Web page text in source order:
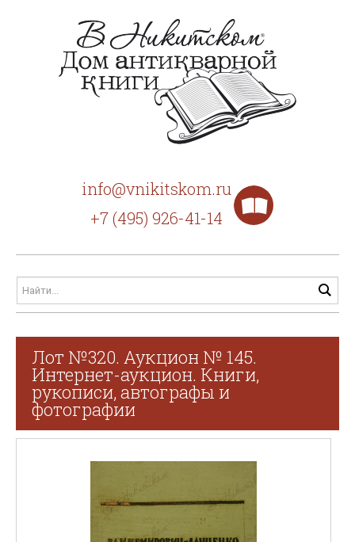
info@vnikitskom.ru
+7 (495) 926-41-14
Лот №320. Аукцион № 145.
Интернет-аукцион. Книги,
рукописи, автографы и
фотографии